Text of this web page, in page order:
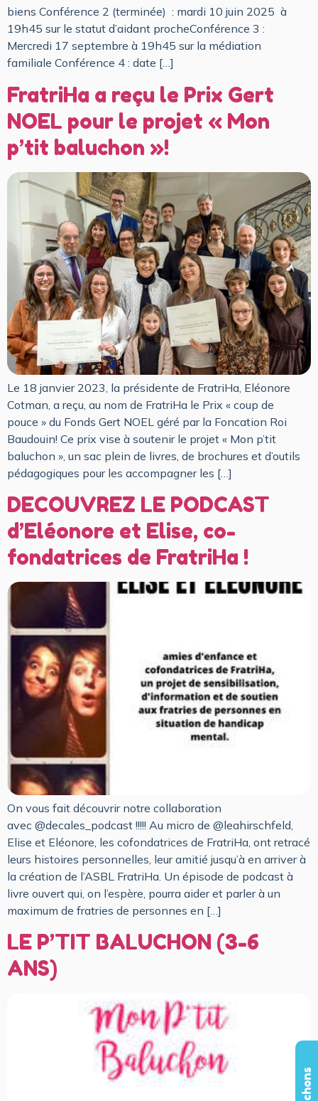
biens Conférence 2 (terminée) : mardi 10 juin 2025 à
19h45 sur le statut d’aidant procheConférence 3 :
Mercredi 17 septembre à 19h45 sur la médiation
familiale ​Conférence 4 : date […]
FratriHa a reçu le Prix Gert
NOEL pour le projet « Mon
p’tit baluchon »!
Le 18 janvier 2023, la présidente de FratriHa, Eléonore
Cotman, a reçu, au nom de FratriHa le Prix « coup de
pouce » du Fonds Gert NOEL géré par la Foncation Roi
Baudouin! Ce prix vise à soutenir le projet « Mon p’tit
baluchon », un sac plein de livres, de brochures et d’outils
pédagogiques pour les accompagner les […]
DECOUVREZ LE PODCAST
d’Eléonore et Elise, co-
fondatrices de FratriHa !
On vous fait découvrir notre collaboration
avec @decales_podcast !!!!! Au micro de @leahirschfeld,
Elise et Eléonore, les cofondatrices de FratriHa, ont retracé
leurs histoires personnelles, leur amitié jusqu’à en arriver à
la création de l’ASBL FratriHa. Un épisode de podcast à
livre ouvert qui, on l’espère, pourra aider et parler à un
maximum de fratries de personnes en […]
LE P’TIT BALUCHON (3-6
ANS)